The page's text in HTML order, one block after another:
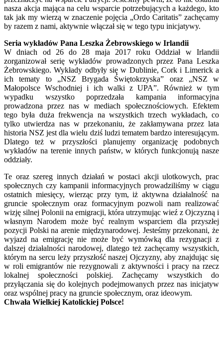
nasza akcja mająca na celu wsparcie potrzebujących a każdego, kto
tak jak my wierzą w znaczenie pojęcia „Ordo Caritatis” zachęcamy
by razem z nami, aktywnie włączał się w tego typu inicjatywy.
Seria wykładów Pana Leszka Żebrowskiego w Irlandii
W dniach od 26 do 28 maja 2017 roku Oddział w Irlandii
zorganizował serię wykładów prowadzonych przez Pana Leszka
Żebrowskiego. Wykłady odbyły się w Dublinie, Cork i Limerick a
ich tematy to „NSZ Brygada Świętokrzyska” oraz „NSZ w
Małopolsce Wschodniej i ich walki z UPA”. Również w tym
wypadku wszystko poprzedzała kampania informacyjna
prowadzona przez nas w mediach społecznościowych. Efektem
tego była duża frekwencja na wszystkich trzech wykładach, co
tylko utwierdza nas w przekonaniu, że zakłamywana przez lata
historia NSZ jest dla wielu dziś ludzi tematem bardzo interesującym.
Dlatego też w przyszłości planujemy organizację podobnych
wykładów na terenie innych państw, w których funkcjonują nasze
oddziały.
Te oraz szereg innych działań w postaci akcji ulotkowych, prac
społecznych czy kampanii informacyjnych prowadziliśmy w ciągu
ostatnich miesięcy, wierząc przy tym, iż aktywna działalność na
gruncie społecznym oraz formacyjnym pozwoli nam realizować
wizję silnej Polonii na emigracji, która utrzymując wieź z Ojczyzną i
własnym Narodem może być realnym wsparciem dla przyszłej
pozycji Polski na arenie międzynarodowej. Jesteśmy przekonani, że
wyjazd na emigrację nie może być wymówką dla rezygnacji z
dalszej działalności narodowej, dlatego też zachęcamy wszystkich,
którym na sercu leży przyszłość naszej Ojczyzny, aby znajdując się
w roli emigrantów nie rezygnowali z aktywności i pracy na rzecz
lokalnej społeczności polskiej. Zachęcamy wszystkich do
przyłączania się do kolejnych podejmowanych przez nas inicjatyw
oraz wspólnej pracy na gruncie społecznym, oraz ideowym.
Chwała Wielkiej Katolickiej Polsce!